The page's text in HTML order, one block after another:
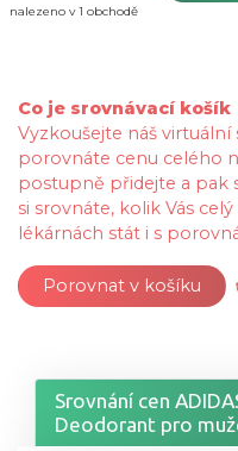
nalezeno v 1 obchodě
Co je srovnávací košík
Vyzkoušejte náš virtuální
porovnáte cenu celého
postupně přidejte a pak
si srovnáte, kolik Vás
lékárnách stát i s
Porovnat v košíku
Srovnání cen
Deodorant pro